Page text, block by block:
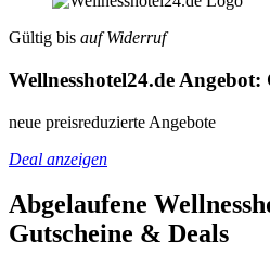
Gültig bis auf Widerruf
Wellnesshotel24.de Angebot:
neue preisreduzierte Angebote
Deal anzeigen
Abgelaufene
Gutscheine & Deals